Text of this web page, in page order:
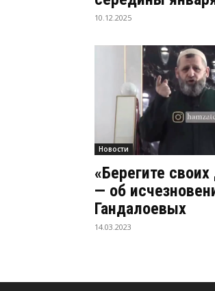
10.12.2025
Новости
«Берегите
— об
Гандалоевых
14.03.2023